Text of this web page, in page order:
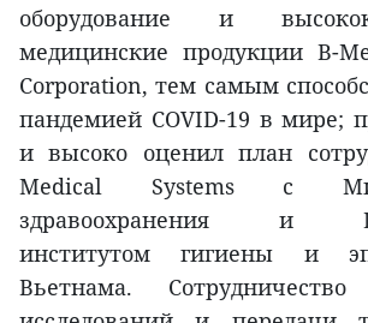
оборудование и
медицинские продукции B-
Corporation, тем самым
пандемией COVID-19 в мире;
и высоко оценил план
Medical Systems с
здравоохранения и
институтом гигиены и
Вьетнама.